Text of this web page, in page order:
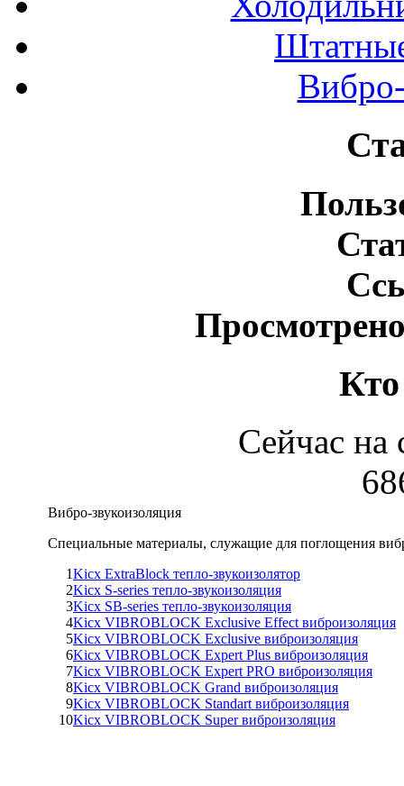
Кто
Сейчас на
Вибро-звукоизоляция
Специальные материалы, служащие для поглощения
1Kicx ExtraBlock тепло-звукоизолятор
2Kicx S-series тепло-звукоизоляция
3Kicx SB-series тепло-звукоизоляция
4Kicx VIBROBLOCK Exclusive Effect виброизоляция
5Kicx VIBROBLOCK Exclusive виброизоляция
6Kicx VIBROBLOCK Expert Plus виброизоляция
7Kicx VIBROBLOCK Expert PRO виброизоляция
8Kicx VIBROBLOCK Grand виброизоляция
9Kicx VIBROBLOCK Standart виброизоляция
10Kicx VIBROBLOCK Super виброизоляция